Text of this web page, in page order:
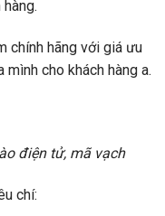
chính hãng với giá ưu
cho khách hàng a.
điện tử, mã vạch
chí: